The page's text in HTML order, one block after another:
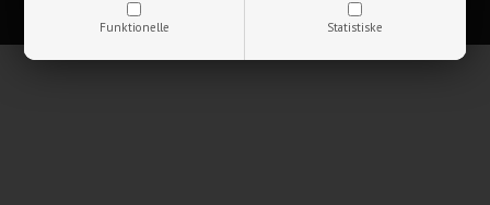
Funktionelle Statistiske